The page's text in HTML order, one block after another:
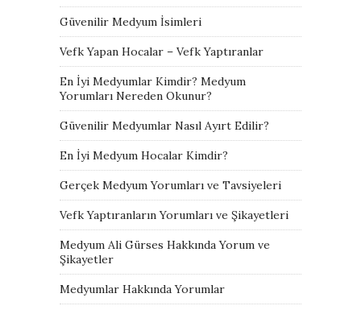
Güvenilir Medyum İsimleri
Vefk Yapan Hocalar – Vefk Yaptıranlar
En İyi Medyumlar Kimdir? Medyum
Yorumları Nereden Okunur?
Güvenilir Medyumlar Nasıl Ayırt Edilir?
En İyi Medyum Hocalar Kimdir?
Gerçek Medyum Yorumları ve Tavsiyeleri
Vefk Yaptıranların Yorumları ve Şikayetleri
Medyum Ali Gürses Hakkında Yorum ve
Şikayetler
Medyumlar Hakkında Yorumlar